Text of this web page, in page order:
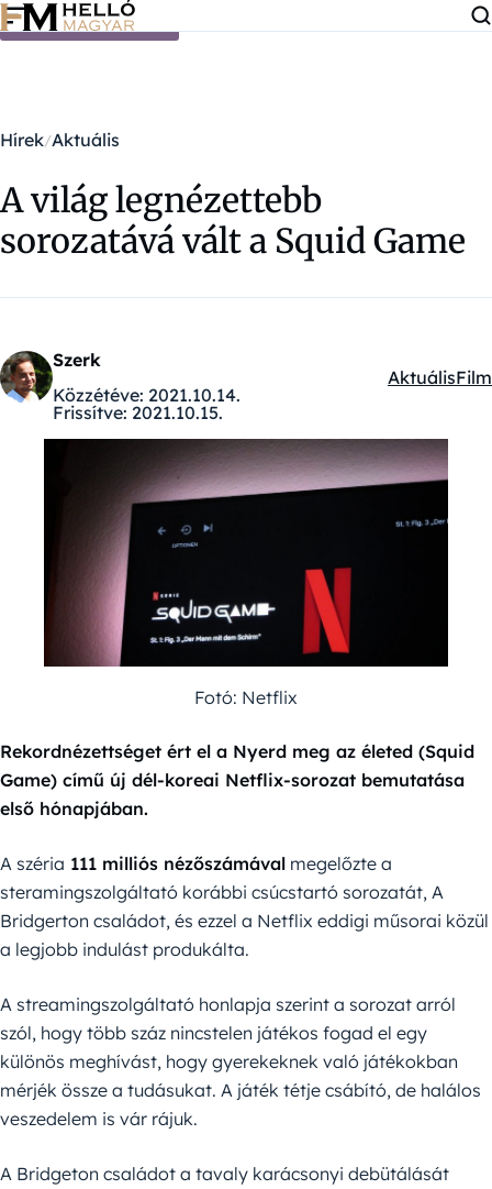
Ugrás a tartalomra
Hírek Aktuális
A világ legnézettebb
sorozatává vált a Squid Game
Szerk
Közzétéve: 2021.10.14.
Frissítve: 2021.10.15.
Kategóriák:
AktuálisFilm
Fotó: Netflix
Rekordnézettséget ért el a Nyerd meg az életed (Squid
Game) című új dél-koreai Netflix-sorozat bemutatása
első hónapjában.
A széria 111 milliós nézőszámával megelőzte a
steramingszolgáltató korábbi csúcstartó sorozatát, A
Bridgerton családot, és ezzel a Netflix eddigi műsorai közül
a legjobb indulást produkálta.
A streamingszolgáltató honlapja szerint a sorozat arról
szól, hogy több száz nincstelen játékos fogad el egy
különös meghívást, hogy gyerekeknek való játékokban
mérjék össze a tudásukat. A játék tétje csábító, de halálos
veszedelem is vár rájuk.
A Bridgeton családot a tavaly karácsonyi debütálását